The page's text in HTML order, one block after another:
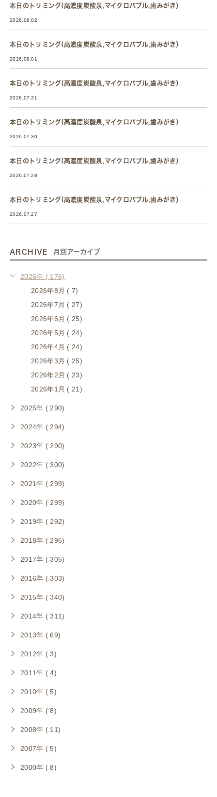
本日のトリミング(高濃度炭酸泉,マイクロバブル,歯みがき）
2026.08.02
本日のトリミング(高濃度炭酸泉,マイクロバブル,歯みがき）
2026.08.01
本日のトリミング(高濃度炭酸泉,マイクロバブル,歯みがき）
2026.07.31
本日のトリミング(高濃度炭酸泉,マイクロバブル,歯みがき）
2026.07.30
本日のトリミング(高濃度炭酸泉,マイクロバブル,歯みがき）
2026.07.28
本日のトリミング(高濃度炭酸泉,マイクロバブル,歯みがき）
2026.07.27
ARCHIVE 月別アーカイブ
2026年 ( 176)
2026年8月 ( 7)
2026年7月 ( 27)
2026年6月 ( 25)
2026年5月 ( 24)
2026年4月 ( 24)
2026年3月 ( 25)
2026年2月 ( 23)
2026年1月 ( 21)
2025年 ( 290)
2024年 ( 294)
2023年 ( 290)
2022年 ( 300)
2021年 ( 299)
2020年 ( 299)
2019年 ( 292)
2018年 ( 295)
2017年 ( 305)
2016年 ( 303)
2015年 ( 340)
2014年 ( 311)
2013年 ( 69)
2012年 ( 3)
2011年 ( 4)
2010年 ( 5)
2009年 ( 8)
2008年 ( 11)
2007年 ( 5)
2000年 ( 8)